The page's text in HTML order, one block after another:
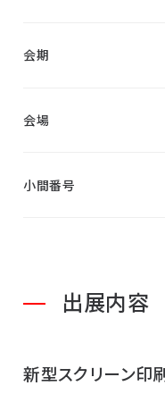
会期
会場
小間番号
出展内容
新型スクリーン印